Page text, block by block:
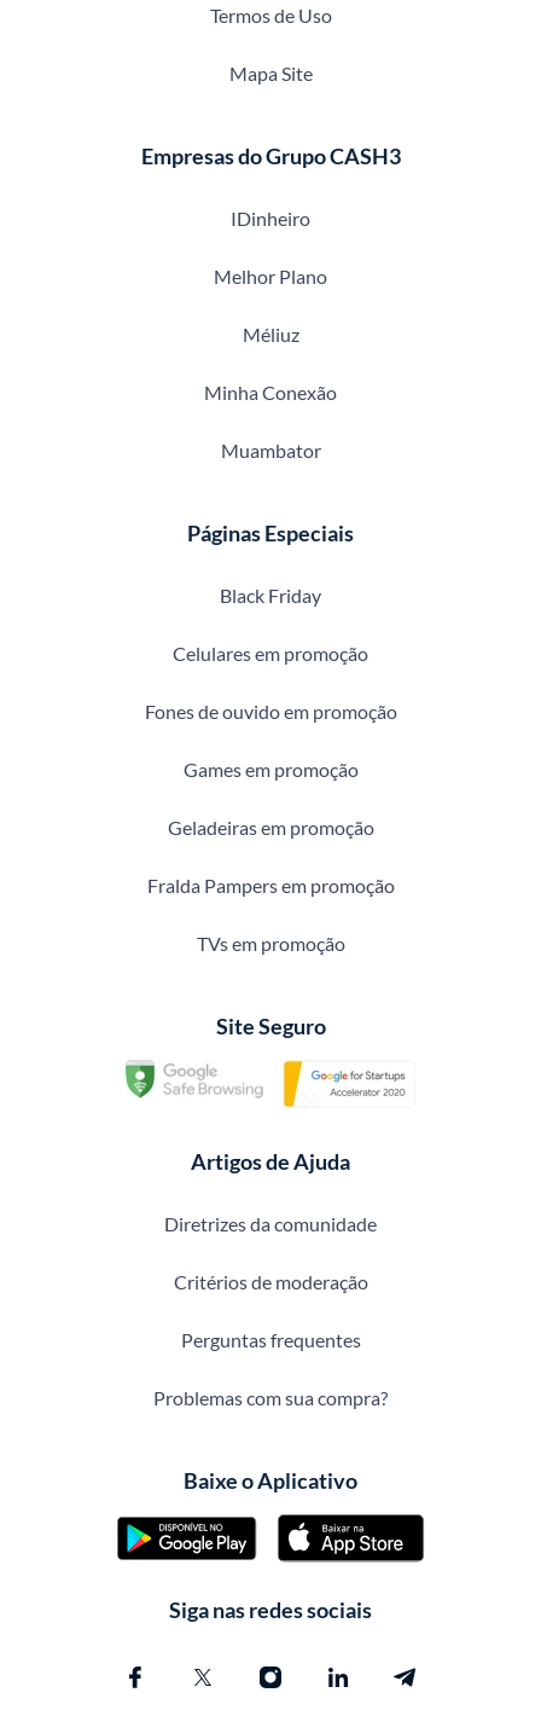
Termos de Uso
Mapa Site
Empresas do Grupo CASH3
IDinheiro
Melhor Plano
Méliuz
Minha Conexão
Muambator
Páginas Especiais
Black Friday
Celulares em promoção
Fones de ouvido em promoção
Games em promoção
Geladeiras em promoção
Fralda Pampers em promoção
TVs em promoção
Site Seguro
Artigos de Ajuda
Diretrizes da comunidade
Critérios de moderação
Perguntas frequentes
Problemas com sua compra?
Baixe o Aplicativo
Siga nas redes sociais